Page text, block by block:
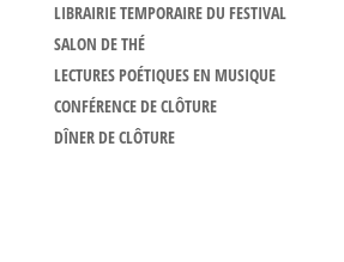
LIBRAIRIE TEMPORAIRE DU FESTIVAL
SALON DE THÉ
LECTURES POÉTIQUES EN MUSIQUE
CONFÉRENCE DE CLÔTURE
DÎNER DE CLÔTURE